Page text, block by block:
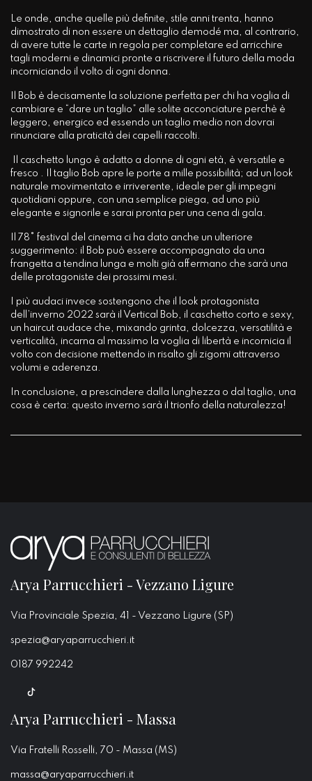
Le onde, anche quelle più definite, stile anni trenta, hanno
dimostrato di non essere un dettaglio demodé ma, al contrario,
di avere tutte le carte in regola per completare ed arricchire
tagli moderni e dinamici pronte a riscrivere il futuro della moda
incorniciando il volto di ogni donna.
Il Bob è decisamente la soluzione perfetta per chi ha voglia di
cambiare e “dare un taglio” alle solite acconciature perchè è
leggero, energico ed essendo un taglio medio non dovrai
rinunciare alla praticità dei capelli raccolti.
Il caschetto lungo è adatto a donne di ogni età, è versatile e
fresco . Il taglio Bob apre le porte a mille possibilità; ad un look
naturale movimentato e irriverente, ideale per gli impegni
quotidiani oppure, con una semplice piega, ad uno più
elegante e signorile e sarai pronta per una cena di gala.
Il 78° festival del cinema ci ha dato anche un ulteriore
suggerimento: il Bob può essere accompagnato da una
frangetta a tendina lunga e molti già affermano che sarà una
delle protagoniste dei prossimi mesi.
I più audaci invece sostengono che il look protagonista
dell’inverno 2022 sarà il Vertical Bob, il caschetto corto e sexy,
un haircut audace che, mixando grinta, dolcezza, versatilità e
verticalità, incarna al massimo la voglia di libertà e incornicia il
volto con decisione mettendo in risalto gli zigomi attraverso
volumi e aderenza.
In conclusione, a prescindere dalla lunghezza o dal taglio, una
cosa è certa: questo inverno sarà il trionfo della naturalezza!
Arya Parrucchieri - Vezzano Ligure
Via Provinciale Spezia, 41 - Vezzano Ligure (SP)
spezia@aryaparrucchieri.it
0187 992242
Arya Parrucchieri - Massa
Via Fratelli Rosselli, 70 - Massa (MS)
massa@aryaparrucchieri.it